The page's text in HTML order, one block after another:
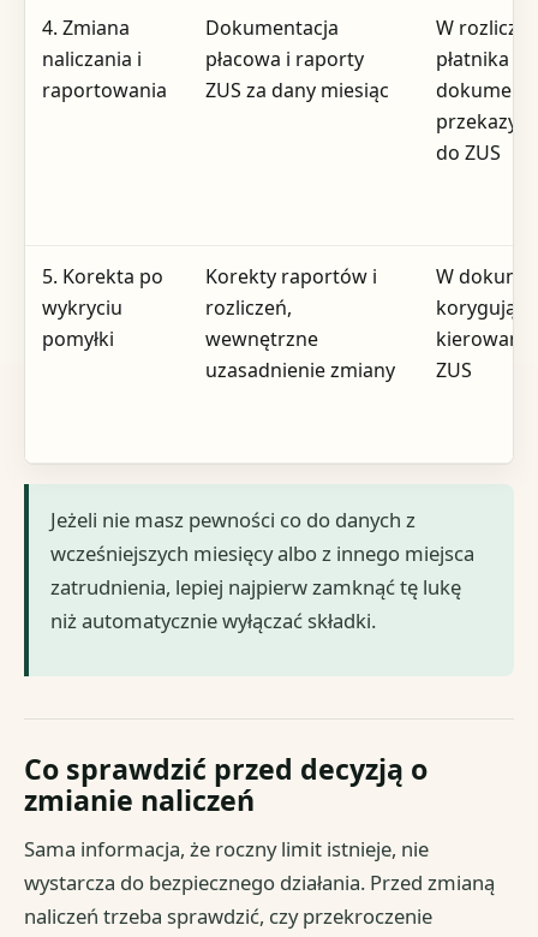
4. Zmiana
naliczania i
raportowania
Dokumentacja
płacowa i raporty
ZUS za dany miesiąc
W
płatnika i
do ZUS
5. Korekta po
wykryciu
pomyłki
Korekty raportów i
rozliczeń,
wewnętrzne
uzasadnienie zmiany
W
ZUS
Jeżeli nie masz pewności co do danych z
wcześniejszych miesięcy albo z innego miejsca
zatrudnienia, lepiej najpierw zamknąć tę lukę
niż automatycznie wyłączać składki.
Co sprawdzić przed decyzją o
zmianie naliczeń
Sama informacja, że roczny limit istnieje, nie
wystarcza do bezpiecznego działania. Przed zmianą
naliczeń trzeba sprawdzić, czy przekroczenie